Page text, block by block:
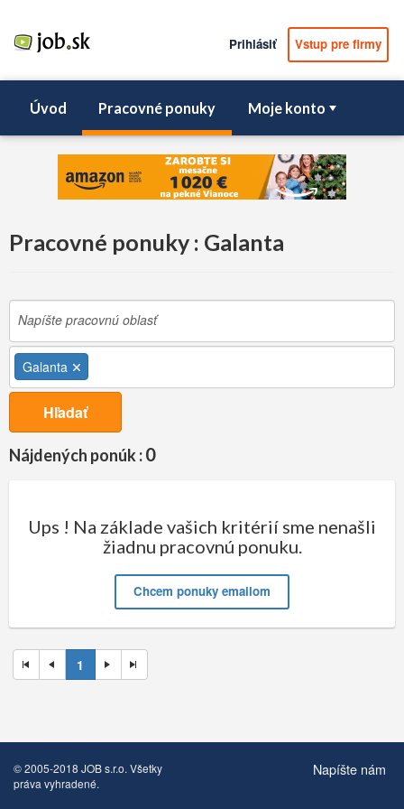
Prihlásiť Vstup pre firmy
Úvod Pracovné ponuky Moje konto
Pracovné ponuky : Galanta
Galanta
Hľadať
Nájdených ponúk :0
Ups ! Na základe vašich kritérií sme nenašli
žiadnu pracovnú ponuku.
Chcem ponuky emailom
1
© 2005-2018 JOB s.r.o. Všetky
práva vyhradené.
Napíšte nám